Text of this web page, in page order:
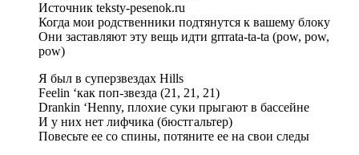
Источник teksty-pesenok.ru
Когда мои родственники подтянутся к вашему блоку
Они заставляют эту вещь идти grrrata-ta-ta (pow, pow,
pow)
Я был в суперзвездах Hills
Feelin ‘как поп-звезда (21, 21, 21)
Drankin ‘Henny, плохие суки прыгают в бассейне
И у них нет лифчика (бюстгальтер)
Повесьте ее со спины, потяните ее на свои следы